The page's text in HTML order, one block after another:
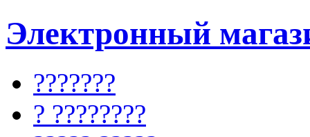
Электронный
???????
? ????????